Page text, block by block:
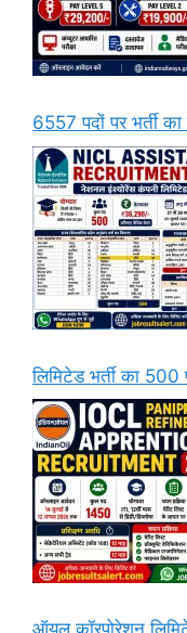
6557 पदों पर भर्ती
लिमिटेड भर्ती का